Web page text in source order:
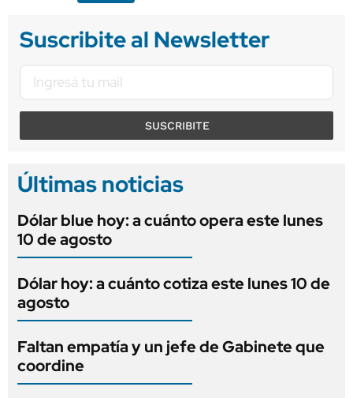
Suscribite al Newsletter
SUSCRIBITE
Últimas noticias
Dólar blue hoy: a cuánto opera este lunes
10 de agosto
Dólar hoy: a cuánto cotiza este lunes 10 de
agosto
Faltan empatía y un jefe de Gabinete que
coordine